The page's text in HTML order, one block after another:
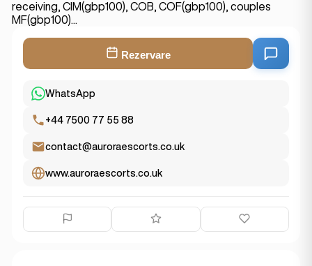
receiving, CIM(gbp100), COB, COF(gbp100), couples
MF(gbp100)...
Rezervare
WhatsApp
+44 7500 77 55 88
contact@auroraescorts.co.uk
www.auroraescorts.co.uk